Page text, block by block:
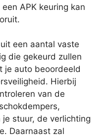
APK keuring kan
een aantal vaste
die gekeurd zullen
je auto beoordeeld
Hierbij
van de
stuur, de verlichting
Daarnaast zal